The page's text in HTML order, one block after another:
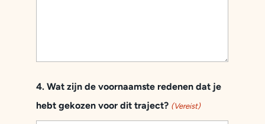
4. Wat zijn de voornaamste redenen dat je
hebt gekozen voor dit traject? (Vereist)